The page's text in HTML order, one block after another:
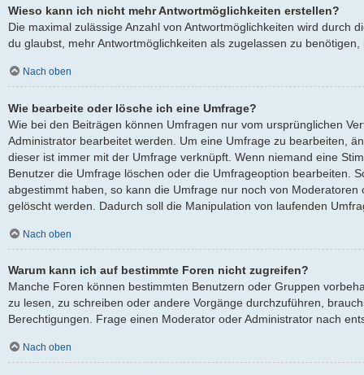
Wieso kann ich nicht mehr Antwortmöglichkeiten erstellen?
Die maximal zulässige Anzahl von Antwortmöglichkeiten wird durch
du glaubst, mehr Antwortmöglichkeiten als zugelassen zu
Nach oben
Wie bearbeite oder lösche ich eine Umfrage?
Wie bei den Beiträgen können Umfragen nur vom ursprünglichen
Administrator bearbeitet werden. Um eine Umfrage zu bearbeiten,
dieser ist immer mit der Umfrage verknüpft. Wenn niemand eine
Benutzer die Umfrage löschen oder die Umfrageoption bearbeiten.
abgestimmt haben, so kann die Umfrage nur noch von
gelöscht werden. Dadurch soll die Manipulation von laufenden
Nach oben
Warum kann ich auf bestimmte Foren nicht zugreifen?
Manche Foren können bestimmten Benutzern oder Gruppen
zu lesen, zu schreiben oder andere Vorgänge durchzuführen,
Berechtigungen. Frage einen Moderator oder Administrator nach
Nach oben